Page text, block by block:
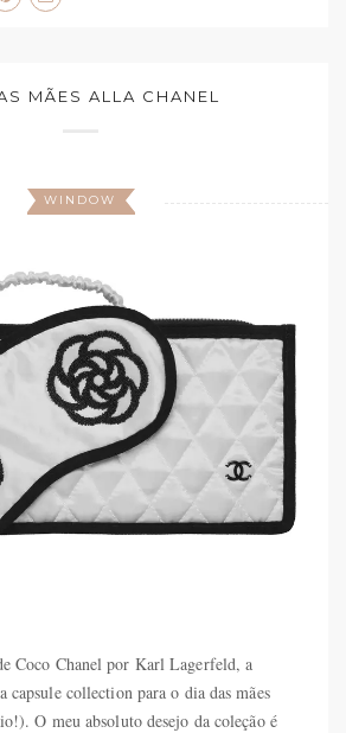
MÃES ALLA CHANEL
WINDOW
Coco Chanel por Karl Lagerfeld, a
capsule collection para o dia das mães
O meu absoluto desejo da coleção é